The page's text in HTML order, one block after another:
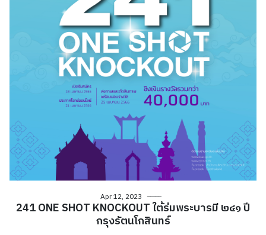
Apr 12, 2023
241 ONE SHOT KNOCKOUT ใต้ร่มพระบารมี ๒๔๑ ปี
กรุงรัตนโกสินทร์